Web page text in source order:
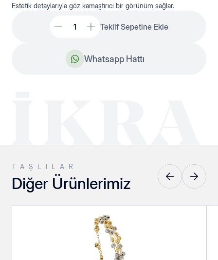
Estetik detaylarıyla göz kamaştırıcı bir görünüm sağlar.
Teklif Sepetine Ekle
Whatsapp Hattı
TAŞLILAR
Diğer Ürünlerimiz